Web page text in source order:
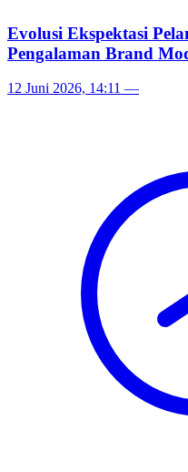
Evolusi Ekspektasi
Pengalaman Brand
12 Juni 2026, 14:11 —